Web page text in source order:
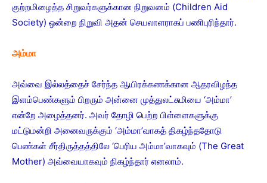
குற்றமிழைத்த சிறுவர்களுக்கான நிறுவனம் (Children Aid
Society) ஒன்றை நிறுவி அதன் செயலாளராகப் பணிபுரிந்தார்.
அம்மா
அவ்வை இல்லத்தைச் சேர்ந்த ஆயிரக்கணக்கான ஆதரவிழந்த
இளம்பெண்களும் பிறரும் அன்னை முத்துலட்சுமியை ‘அம்மா’
என்றே அழைத்தனர். அவர் தோழி பெற்ற பிள்ளைகளுக்கு
மட்டுமன்றி அனைவருக்கும் ‘அம்மா’வாகத் திகழ்ந்ததோடு
பெண்கள் சீர்திருத்தத்திலே ‘பெரிய அம்மா’வாகவும் (The Great
Mother) அவ்வையாகவும் நிகழ்ந்தார் எனலாம்.